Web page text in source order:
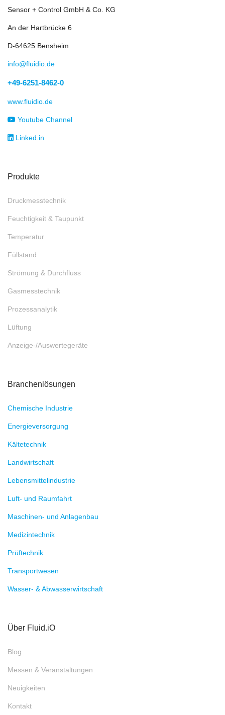
Sensor + Control GmbH & Co. KG
An der Hartbrücke 6
D-64625 Bensheim
info@fluidio.de
+49-6251-8462-0
www.fluidio.de
Youtube Channel
Linked.in
Produkte
Druckmesstechnik
Feuchtigkeit & Taupunkt
Temperatur
Füllstand
Strömung & Durchfluss
Gasmesstechnik
Prozessanalytik
Lüftung
Anzeige-/Auswertegeräte
Branchenlösungen
Chemische Industrie
Energieversorgung
Kältetechnik
Landwirtschaft
Lebensmittelindustrie
Luft- und Raumfahrt
Maschinen- und Anlagenbau
Medizintechnik
Prüftechnik
Transportwesen
Wasser- & Abwasserwirtschaft
Über Fluid.iO
Blog
Messen & Veranstaltungen
Neuigkeiten
Kontakt